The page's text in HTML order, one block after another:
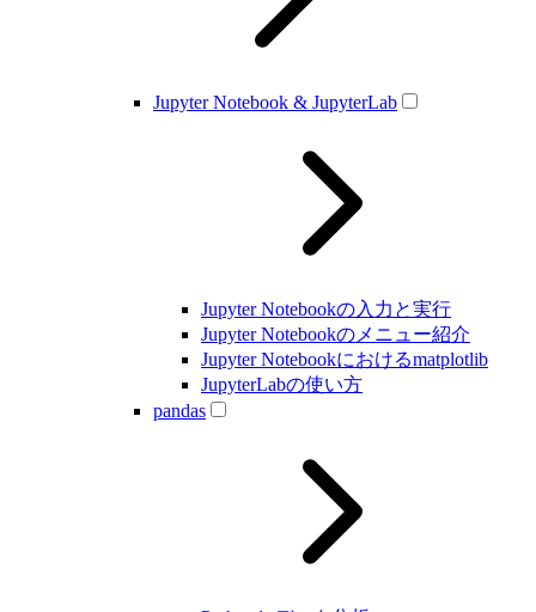
Jupyter Notebook & JupyterLab
Jupyter Notebookの入力と実行
Jupyter Notebookのメニュー紹介
Jupyter Notebookにおけるmatplotlib
JupyterLabの使い方
pandas